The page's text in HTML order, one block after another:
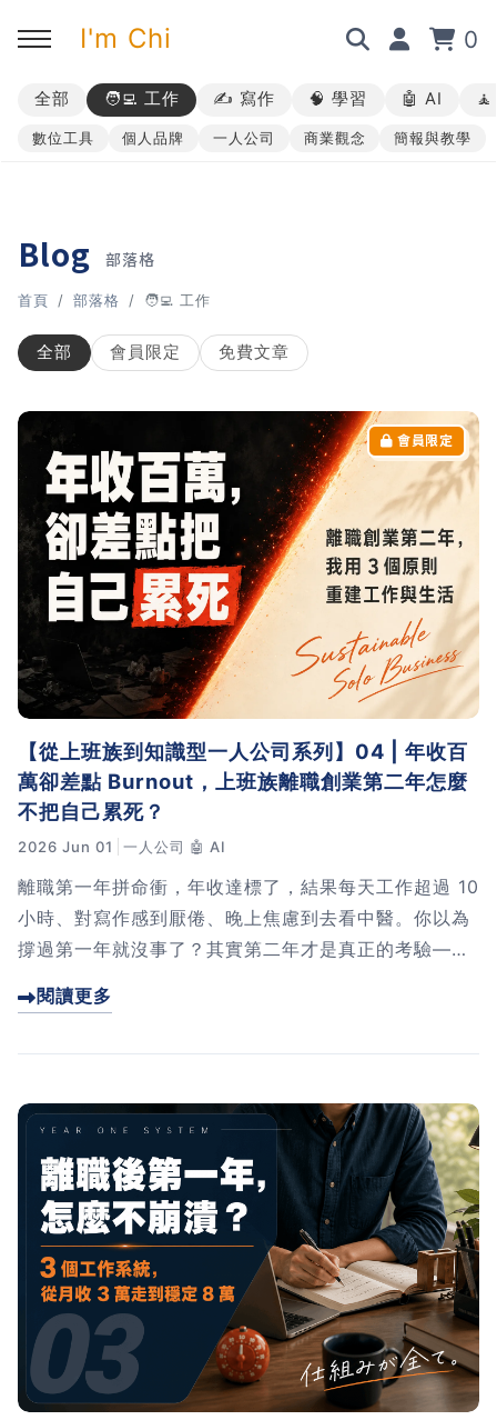
I'm Chi 0
回主選單
➡︎ 所有內容
回主選單
➡︎ 業配合作
回主選單
➡︎ 講座活動
回主選單
AI 職場應用｜ChatGPT 職場
應用入門
AI 職場應用｜上班族的 AI 學
習術
AI 職場應用｜NotebookLM
職場工作復盤術
職場思維與工作術｜時間管理
職場思維與工作術｜卡片盒筆
記法
職場思維與工作術｜圖解問題
分析與解決 x AI 視覺化實戰
軟體開發實務｜技術文件寫作
全部 🧑‍💻 工作 ✍️ 寫作 🧠 學習 🤖 AI
數位工具 個人品牌 一人公司 商業觀念 簡報與教學
Blog 部落格
首頁 部落格 🧑‍💻 工作
全部 會員限定 免費文章
【從上班族到知識型一人公司系列】04 | 年收百
萬卻差點 Burnout，上班族離職創業第二年怎麼
不把自己累死？
2026 Jun 01 一人公司 🤖 AI
離職第一年拼命衝，年收達標了，結果每天工作超過 10
小時、對寫作感到厭倦、晚上焦慮到去看中醫。你以為
撐過第一年就沒事了？其實第二年才是真正的考驗——
實驗時間、SOP 文件化這三個原則，重新打造一人公司
閱讀更多